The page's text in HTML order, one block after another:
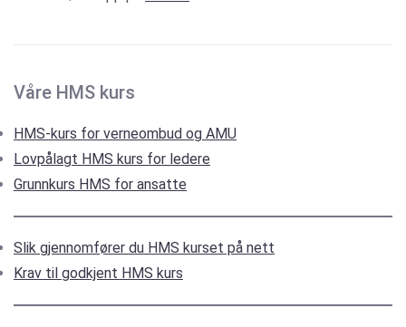
Våre HMS kurs
HMS-kurs for verneombud og AMU
Lovpålagt HMS kurs for ledere
Grunnkurs HMS for ansatte
Slik gjennomfører du HMS kurset på nett
Krav til godkjent HMS kurs